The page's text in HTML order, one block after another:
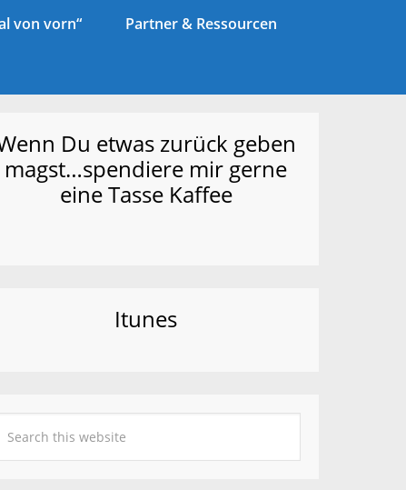
von vorn“ Partner & Ressourcen
Du etwas zurück geben
magst…spendiere mir gerne
eine Tasse Kaffee
Itunes